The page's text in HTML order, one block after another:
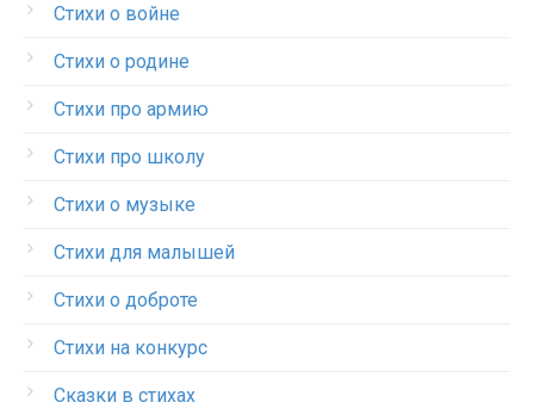
Стихи о войне
Стихи о родине
Стихи про армию
Стихи про школу
Стихи о музыке
Стихи для малышей
Стихи о доброте
Стихи на конкурс
Сказки в стихах